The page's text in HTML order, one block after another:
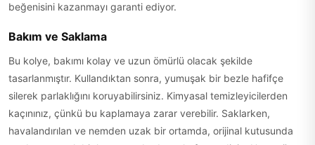
beğenisini kazanmayı garanti ediyor.
Bakım ve Saklama
Bu kolye, bakımı kolay ve uzun ömürlü olacak şekilde
tasarlanmıştır. Kullandıktan sonra, yumuşak bir bezle hafifçe
silerek parlaklığını koruyabilirsiniz. Kimyasal temizleyicilerden
kaçınınız, çünkü bu kaplamaya zarar verebilir. Saklarken,
havalandırılan ve nemden uzak bir ortamda, orijinal kutusunda